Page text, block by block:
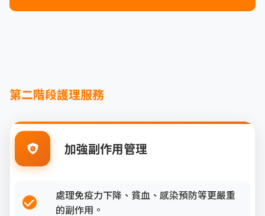
第二階段護理服務
加強副作用管理
處理免疫力下降、貧血、感染預防等更嚴重
的副作用。